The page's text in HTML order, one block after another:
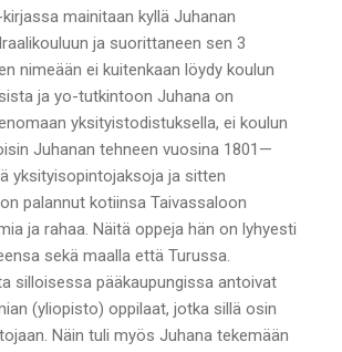
mainitaan kyllä Juhanan
ja suorittaneen sen 3
nimeään ei kuitenkaan löydy koulun
ja yo-tutkintoon Juhana on
yksityistodistuksella, ei koulun
Juhanan tehneen vuosina 1801—
yksityisopintojaksoja ja sitten
palannut kotiinsa Taivassaloon
ja rahaa. Näitä oppeja hän on lyhyesti
sekä maalla että Turussa.
silloisessa pääkaupungissa antoivat
(yliopisto) oppilaat, jotka sillä osin
Näin tuli myös Juhana tekemään